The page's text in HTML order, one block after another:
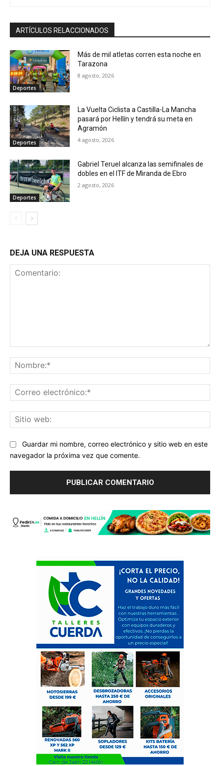
ARTÍCULOS RELACCIONADOS
Deportes
Más de mil atletas corren esta noche en
Tarazona
8 agosto, 2026
Deportes
La Vuelta Ciclista a Castilla-La Mancha
pasará por Hellín y tendrá su meta en
Agramón
4 agosto, 2026
Deportes
Gabriel Teruel alcanza las semifinales de
dobles en el ITF de Miranda de Ebro
2 agosto, 2026
DEJA UNA RESPUESTA
Guardar mi nombre, correo electrónico y sitio web en este
navegador la próxima vez que comente.